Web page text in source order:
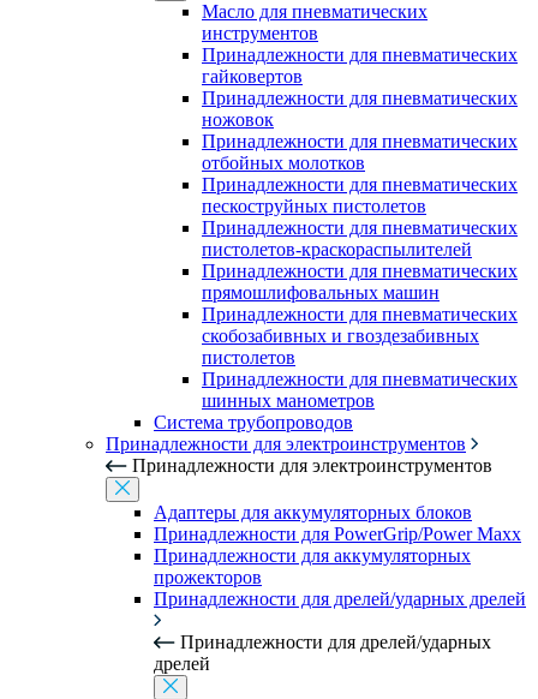
Масло для пневматических
инструментов
Принадлежности для пневматических
гайковертов
Принадлежности для пневматических
ножовок
Принадлежности для пневматических
отбойных молотков
Принадлежности для пневматических
пескоструйных пистолетов
Принадлежности для пневматических
пистолетов-краскораспылителей
Принадлежности для пневматических
прямошлифовальных машин
Принадлежности для пневматических
скобозабивных и гвоздезабивных
пистолетов
Принадлежности для пневматических
шинных манометров
Система трубопроводов
Принадлежности для электроинструментов
Принадлежности для электроинструментов
Адаптеры для аккумуляторных блоков
Принадлежности для PowerGrip/Power Maxx
Принадлежности для аккумуляторных
прожекторов
Принадлежности для дрелей/ударных дрелей
Принадлежности для дрелей/ударных
дрелей